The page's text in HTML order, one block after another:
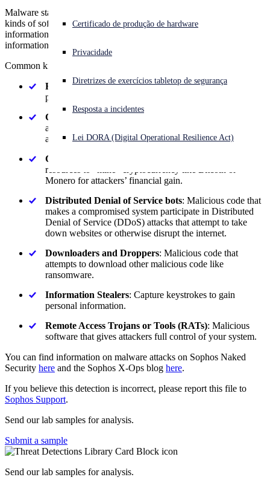
Enfrentando um ataque cibernético? Obtenha ajuda imediata
Iniciar sessão
Open search
Português (Brasil) Open language switcher
Certificado de produção de hardware
Privacidade
Diretrizes de exercícios tabletop de segurança
Resposta a incidentes
Lei DORA (Digital Operational Resilience Act)
Malware stands for “malicious software” and can be one of many
kinds of software built to harm systems and devices, steal
information, or give an attacker control over the system and its
information.
Common kinds of malware include:
Ransomware: Encrypts key files and demands financial
payment in return for decrypting them.
Crimeware bots
are used to sell access to compromised machines to other
attackers or criminal groups such as ransomware groups.
Cryptominers
resources to “mine” cryptocurrency like Bitcoin or
Monero for attackers’ financial gain.
Distributed Denial of Service bots: Malicious code that
makes a compromised system participate in Distributed
Denial of Service (DDoS) attacks that attempt to take
down websites or otherwise disrupt the internet.
Downloaders and Droppers: Malicious code that
attempts to download other malicious code like
ransomware.
Information Stealers: Capture keystrokes to gain
personal information.
Remote Access Trojans or Tools (RATs): Malicious
software that gives attackers full control of your system.
You can find information on malware attacks on Sophos Naked
Security here and the Sophos X-Ops blog here.
If you believe this detection is incorrect, please report this file to
Sophos Support.
Send our lab samples for analysis.
Submit a sample
Send our lab samples for analysis.